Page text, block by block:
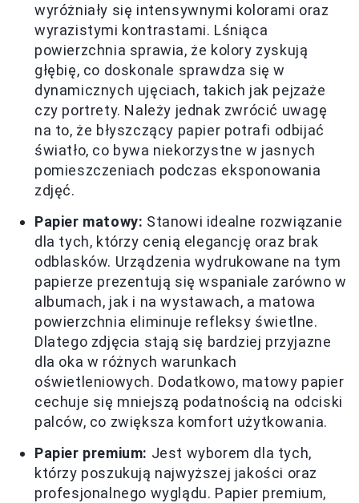
wyróżniały się intensywnymi kolorami oraz
wyrazistymi kontrastami. Lśniąca
powierzchnia sprawia, że kolory zyskują
głębię, co doskonale sprawdza się w
dynamicznych ujęciach, takich jak pejzaże
czy portrety. Należy jednak zwrócić uwagę
na to, że błyszczący papier potrafi odbijać
światło, co bywa niekorzystne w jasnych
pomieszczeniach podczas eksponowania
zdjęć.
Papier matowy: Stanowi idealne rozwiązanie
dla tych, którzy cenią elegancję oraz brak
odblasków. Urządzenia wydrukowane na tym
papierze prezentują się wspaniale zarówno w
albumach, jak i na wystawach, a matowa
powierzchnia eliminuje refleksy świetlne.
Dlatego zdjęcia stają się bardziej przyjazne
dla oka w różnych warunkach
oświetleniowych. Dodatkowo, matowy papier
cechuje się mniejszą podatnością na odciski
palców, co zwiększa komfort użytkowania.
Papier premium: Jest wyborem dla tych,
którzy poszukują najwyższej jakości oraz
profesjonalnego wyglądu. Papier premium,